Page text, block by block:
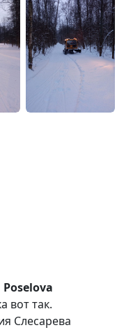
вот так.
Слесарева